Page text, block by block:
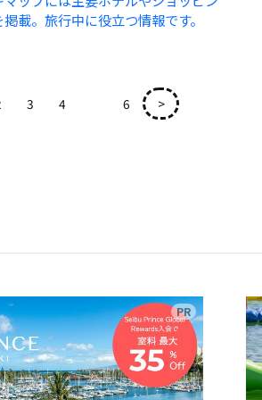
載。旅行中に役立つ情報です。
3 4 6 >